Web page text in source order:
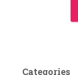
Categories